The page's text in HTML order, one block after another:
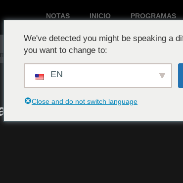
NOTAS INICIO PROGRAMAS
Reproduciendo ahora:
#12
We've detected you might be speaking a
you want to change to:
EN
Close and do not switch language